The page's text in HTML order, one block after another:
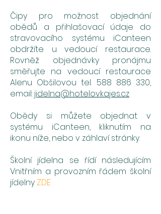
Čipy pro možnost objednání
obědů a přihlašovací údaje do
stravovacího systému iCanteen
obdržíte u vedoucí restaurace.
Rovněž objednávky pronájmu
směřujte na vedoucí restaurace
Alenu Obšilovou tel. 588 886 330,
email: jidelna@hotelovkajes.cz
Obědy si můžete objednat v
systému iCanteen, kliknutím na
ikonu níže, nebo v záhlaví stránky.
Školní jídelna se řídí následujícím
Vnitřním a provozním řádem školní
jídelny ZDE